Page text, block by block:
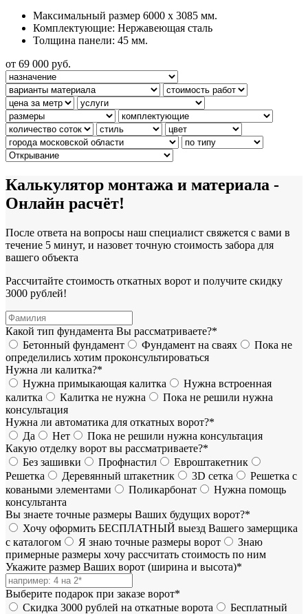
Максимальный размер 6000 x 3085 мм.
Комплектующие: Нержавеющая сталь
Толщина панели: 45 мм.
от 69 000 руб.
Калькулятор монтажа и материала -
Онлайн расчёт!
После ответа на вопросы наш специалист свяжется с вами в
течение 5 минут, и назовет точную стоимость забора для
вашего объекта
Рассчитайте стоимость откатных ворот и получите скидку
3000 рублей!
Какой тип фундамента Вы рассматриваете?*
Бетонный фундамент
Фундамент на сваях
Пока не
определились хотим проконсультироваться
Нужна ли калитка?*
Нужна примыкающая калитка
Нужна встроенная
калитка
Калитка не нужна
Пока не решили нужна
консультация
Нужна ли автоматика для откатных ворот?*
Да
Нет
Пока не решили нужна консультация
Какую отделку ворот вы рассматриваете?*
Без зашивки
Профнастил
Евроштакетник
Решетка
Деревянный штакетник 3D сетка
Решетка с
коваными элементами
Поликарбонат
Нужна помощь
консультанта
Вы знаете точные размеры Ваших будущих ворот?*
Хочу оформить БЕСПЛАТНЫЙ выезд Вашего замерщика
с каталогом
Я знаю точные размеры ворот
Знаю
примерные размеры хочу рассчитать стоимость по ним
Укажите размер Ваших ворот (ширина и высота)*
Выберите подарок при заказе ворот*
Скидка 3000 рублей на откатные ворота
Бесплатный